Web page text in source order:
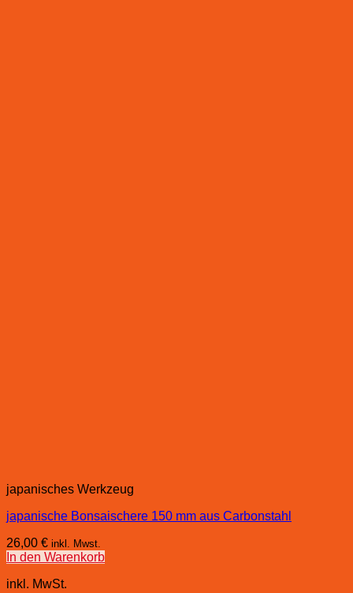
japanisches Werkzeug
japanische Bonsaischere 150 mm aus Carbonstahl
26,00 € inkl. Mwst.
In den Warenkorb
inkl. MwSt.